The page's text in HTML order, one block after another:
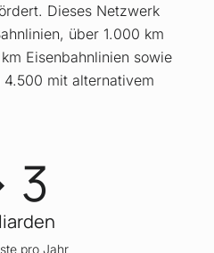
Dieses Netzwerk
über 1.000 km
Eisenbahnlinien sowie
mit alternativem
3
pro Jahr